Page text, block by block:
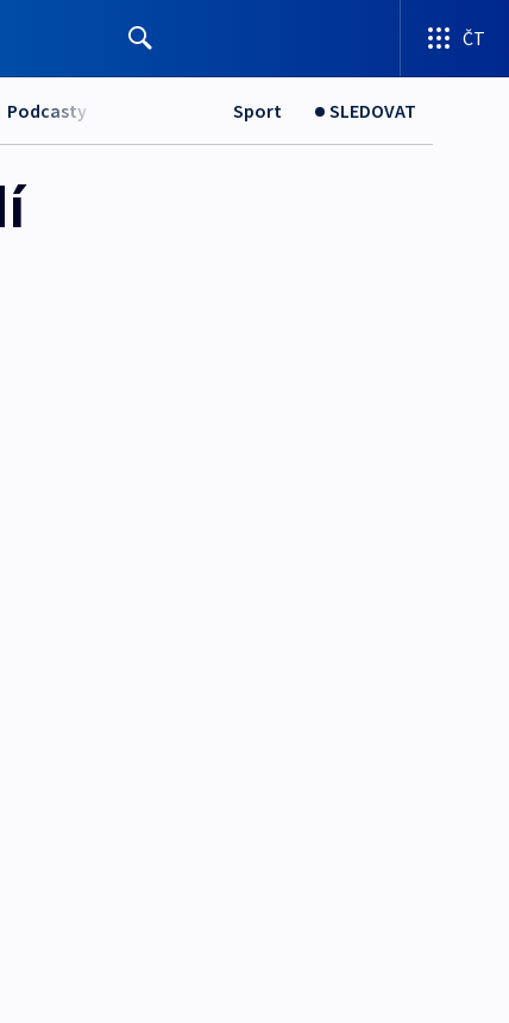
ČT
Podcasty Sport SLEDOVAT